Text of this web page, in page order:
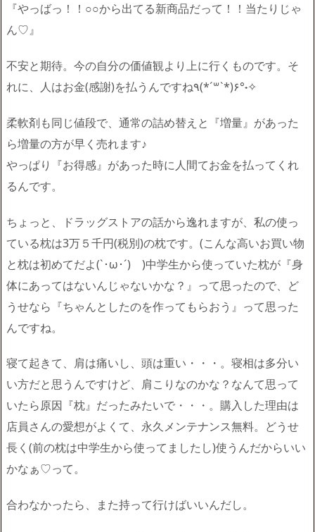
『やっばっ！！○○から出てる新商品だって！！当たりじゃ
ん♡』
不安と期待。今の自分の価値観より上に行くものです。そ
れに、人はお金(感謝)を払うんですね٩(*´꒳`*)۶°˖✧
柔軟剤も同じ値段で、通常の詰め替えと『増量』があった
ら増量の方が早く売れます♪
やっぱり『お得感』があった時に人間てお金を払ってくれ
るんです。
ちょっと、ドラッグストアの話から逸れますが、私の使っ
ている枕は3万５千円(税別)の枕です。(こんな高いお買い物
と枕は初めてだよ(`･ω･´)ゞ)中学生から使っていた枕が『身
体にあってはないんじゃないかな？』って思ったので、ど
うせなら『ちゃんとしたのを作ってもらおう』って思った
んですね。
寝て起きて、肩は痛いし、頭は重い・・・。寝相は多分い
い方だと思うんですけど、肩こりなのかな？なんて思って
いたら原因『枕』だったみたいで・・・。購入した理由は
店員さんの愛想がよくて、永久メンテナンス無料。どうせ
長く(前の枕は中学生から使ってましたし)使うんだからいい
かなぁ♡って。
合わなかったら、また持って行けばいいんだし。